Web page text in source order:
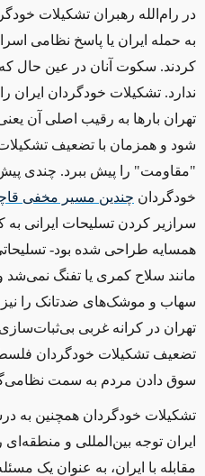
در رام‌الله رهبران تشکیلات
کردند. سکوت آنان در عین حال
ندارد. تشکیلات خودگردان ایران را
تهران بارها به رقیب اصلی آن
شود و همزمان با تضعیف
"مقاومت" را پیش ببرد. چندی
خودگردان چندین مسیر مخفی
سرازیر کردن تسلیحات ایرانی
همسایه طراحی شده بود-
مانند سلاح کمری یا تفنگ نمی‌شد
سهاب و موشک‌های ضدتانک را
تهران در کرانه غربی
تضعیف تشکیلات خودگردان
سوق دادن مردم به سمت
تشکیلات خودگردان همچنین به
ایران توجه بین‌المللی و
مقابله با ایران، به عنوان یک